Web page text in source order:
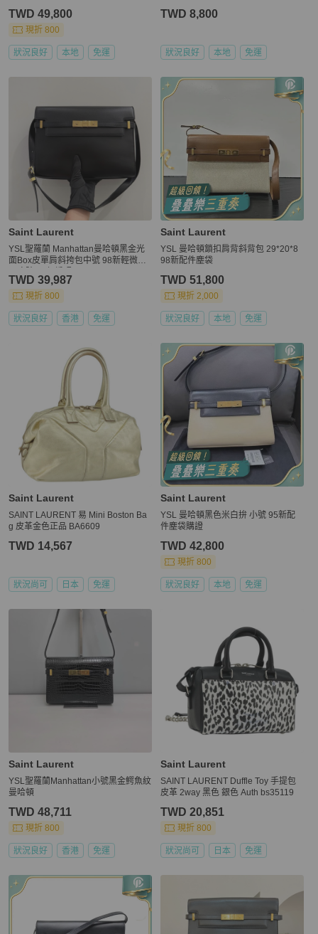
TWD 49,800
現折 800
狀況良好 本地 免運
TWD 8,800
狀況良好 本地 免運
Saint Laurent
YSL聖羅蘭 Manhattan曼哈頓黑金光
面Box皮單肩斜挎包中號 98新輕微使
TWD 39,987
現折 800
狀況良好 香港 免運
Saint Laurent
YSL 曼哈頓鎖扣肩背斜背包 29*20*8
98新配件塵袋
TWD 51,800
現折 2,000
狀況良好 本地 免運
Saint Laurent
SAINT LAURENT 易 Mini Boston Ba
g 皮革金色正品 BA6609
TWD 14,567
狀況尚可 日本 免運
Saint Laurent
YSL 曼哈頓黑色米白拚 小號 95新配
件塵袋購證
TWD 42,800
現折 800
狀況良好 本地 免運
Saint Laurent
YSL聖羅蘭Manhattan小號黑金鰐魚紋
曼哈頓
TWD 48,711
現折 800
狀況良好 香港 免運
Saint Laurent
SAINT LAURENT Duffle Toy 手提包
皮革 2way 黑色 銀色 Auth bs35119
TWD 20,851
現折 800
狀況尚可 日本 免運